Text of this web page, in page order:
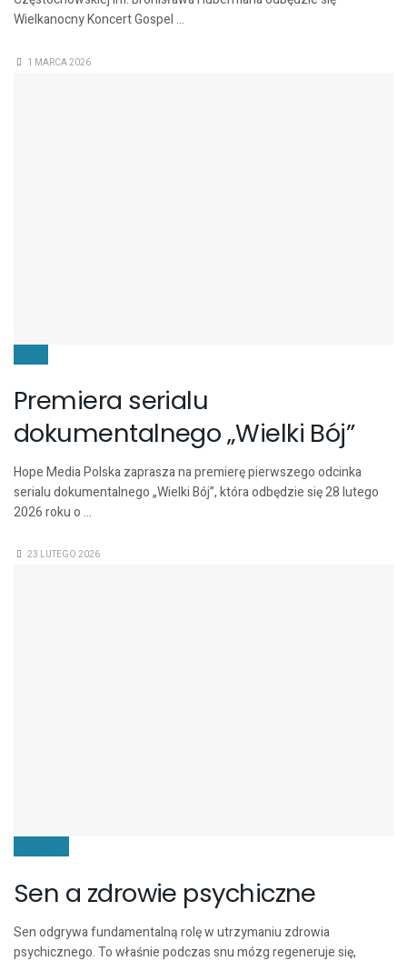
Wielkanocny Koncert Gospel ...
1 MARCA 2026
Premiera serialu
dokumentalnego „Wielki Bój”
Hope Media Polska zaprasza na premierę pierwszego odcinka
serialu dokumentalnego „Wielki Bój”, która odbędzie się 28 lutego
2026 roku o ...
23 LUTEGO 2026
Sen a zdrowie psychiczne
Sen odgrywa fundamentalną rolę w utrzymaniu zdrowia
psychicznego. To właśnie podczas snu mózg regeneruje się,